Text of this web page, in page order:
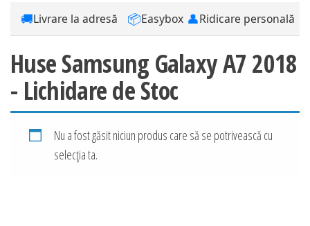
🚚Livrare la adresă 📦Easybox 👤Ridicare personală
Huse Samsung Galaxy A7 2018
- Lichidare de Stoc
Nu a fost găsit niciun produs care să se potrivească cu
selecția ta.